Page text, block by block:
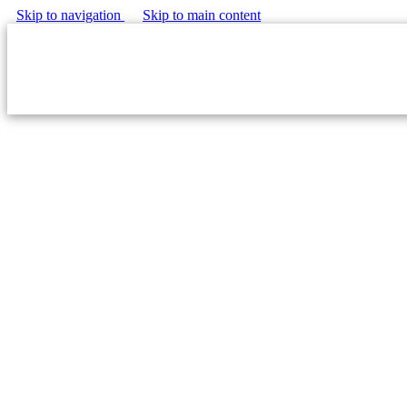
Skip to navigation Skip to main content